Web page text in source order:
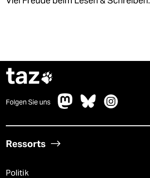
taz
Folgen Sie uns
Ressorts
Politik